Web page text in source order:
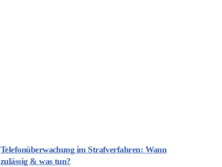
Telefonüberwachung im Strafverfahren: Wann
zulässig & was tun?